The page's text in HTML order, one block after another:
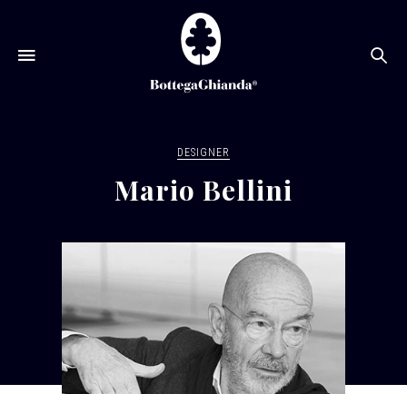
DESIGNER
Mario Bellini